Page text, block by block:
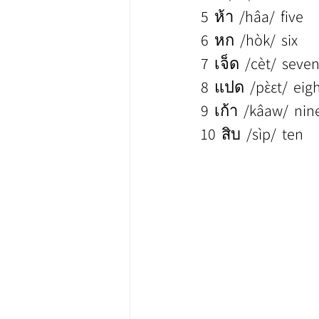
5  ห้า  /hâa/  five
6  หก  /hòk/  six
7  เจ็ด  /cèt/  seven
8  แปด  /pɛ̀ɛt/
9  เก้า  /kâaw/
10  สิบ  /sìp/  ten